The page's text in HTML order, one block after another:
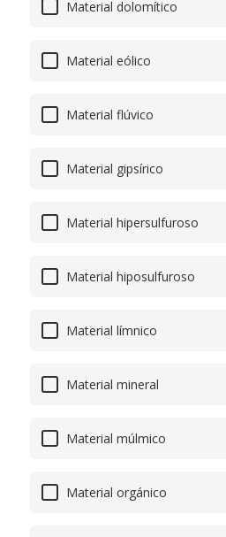
Material dolomítico
Material eólico
Material flúvico
Material gipsírico
Material hipersulfuroso
Material hiposulfuroso
Material límnico
Material mineral
Material múlmico
Material orgánico